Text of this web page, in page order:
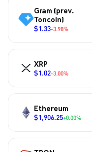
Gram (prev.
Toncoin)
$1.33-3.98%
XRP
$1.02-3.00%
Ethereum
$1,906.25+0.00%